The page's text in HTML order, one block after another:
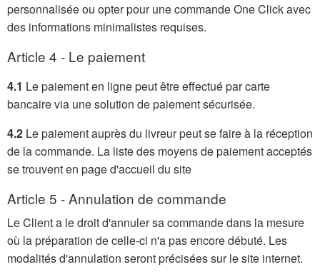
personnalisée ou opter pour une commande One Click avec
des informations minimalistes requises.
Article 4 - Le paiement
4.1 Le paiement en ligne peut être effectué par carte
bancaire via une solution de paiement sécurisée.
4.2 Le paiement auprès du livreur peut se faire à la réception
de la commande. La liste des moyens de paiement acceptés
se trouvent en page d'accueil du site
Article 5 - Annulation de commande
Le Client a le droit d'annuler sa commande dans la mesure
où la préparation de celle-ci n'a pas encore débuté. Les
modalités d'annulation seront précisées sur le site internet.